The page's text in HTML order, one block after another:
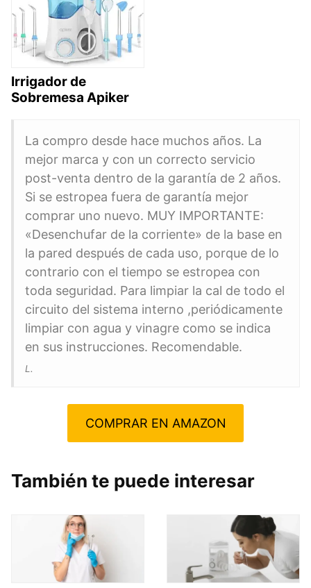
Irrigador de
Sobremesa Apiker
La compro desde hace muchos años. La
mejor marca y con un correcto servicio
post-venta dentro de la garantía de 2 años.
Si se estropea fuera de garantía mejor
comprar uno nuevo. MUY IMPORTANTE:
«Desenchufar de la corriente» de la base en
la pared después de cada uso, porque de lo
contrario con el tiempo se estropea con
toda seguridad. Para limpiar la cal de todo el
circuito del sistema interno ,periódicamente
limpiar con agua y vinagre como se indica
en sus instrucciones. Recomendable.
L.
COMPRAR EN AMAZON
También te puede interesar